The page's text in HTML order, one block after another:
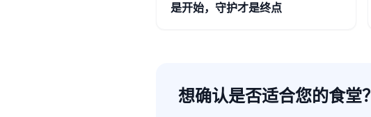
是开始，守护才是终点
想确认是否适合您的食堂？